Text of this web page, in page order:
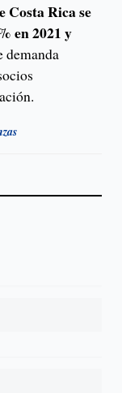
Costa Rica se
en 2021 y
demanda